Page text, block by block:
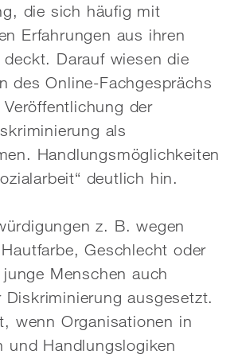
die sich häufig mit
Erfahrungen aus ihren
deckt. Darauf wiesen die
des Online-Fachgesprächs
der
als
Handlungsmöglichkeiten
deutlich hin.
z. B. wegen
Geschlecht oder
Menschen auch
ausgesetzt.
wenn Organisationen in
und Handlungslogiken